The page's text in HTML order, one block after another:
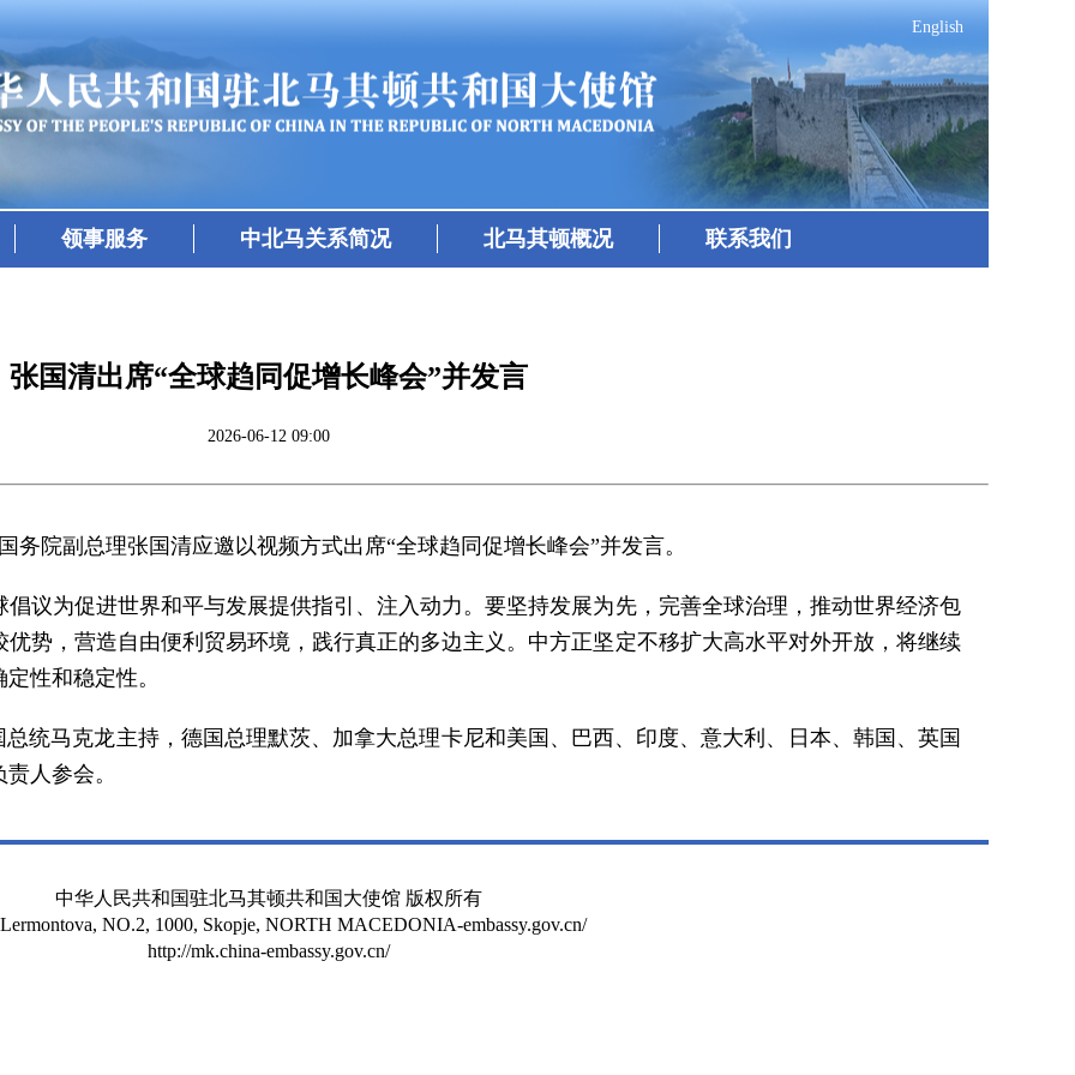
English
领事服务 中北马关系简况 北马其顿概况 联系我们
张国清出席“全球趋同促增长峰会”并发言
2026-06-12 09:00
务院副总理张国清应邀以视频方式出席“全球趋同促增长峰会”并发言。
议为促进世界和平与发展提供指引、注入动力。要坚持发展为先，完善全球治理，推动世界经济包
势，营造自由便利贸易环境，践行真正的多边主义。中方正坚定不移扩大高水平对外开放，将继续
性和稳定性。
统马克龙主持，德国总理默茨、加拿大总理卡尼和美国、巴西、印度、意大利、日本、韩国、英国
人参会。
中华人民共和国驻北马其顿共和国大使馆 版权所有
NO.2, 1000, Skopje, NORTH MACEDONIA-embassy.gov.cn/
http://mk.china-embassy.gov.cn/